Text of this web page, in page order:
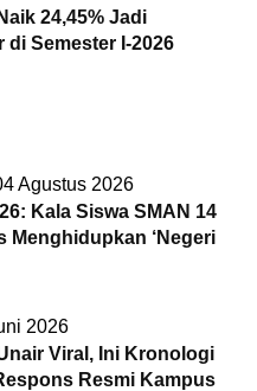
24,45% Jadi
di Semester I-2026
Agustus 2026
Kala Siswa SMAN 14
Menghidupkan ‘Negeri
2026
Viral, Ini Kronologi
Resmi Kampus